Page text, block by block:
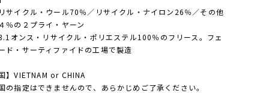
サイクル・ウール70％／リサイクル・ナイロン26％／その他
％の２プライ・ヤーン
オンス・リサイクル・ポリエステル100％のフリース。フェ
ド・サーティファイドの工場で製造
】VIETNAM or CHINA
の指定はできませんので、あらかじめご了承ください。